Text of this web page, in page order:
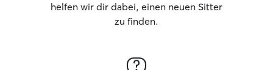
helfen wir dir dabei, einen neuen Sitter
zu finden.